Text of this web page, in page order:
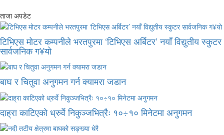
ताजा अपडेट
टिभिएस मोटर कम्पनीले भरतपुरमा ‘टिभिएस अर्बिटर’ नयाँ विद्युतीय स्कुटर
सार्वजनिक ग¥यो
बाघ र चितुवा अनुगमन गर्न क्यामरा जडान
दाह्रा काटिएको ध्रुर्वे निकुञ्जभित्रैः १०÷१० मिनेटमा अनुगमन